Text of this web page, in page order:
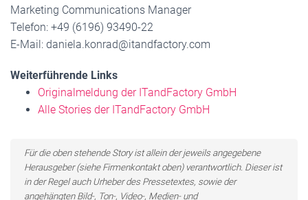
Marketing Communications Manager
Telefon: +49 (6196) 93490-22
E-Mail: daniela.konrad@itandfactory.com
Weiterführende Links
Originalmeldung der ITandFactory GmbH
Alle Stories der ITandFactory GmbH
Für die oben stehende Story ist allein der jeweils angegebene
Herausgeber (siehe Firmenkontakt oben) verantwortlich. Dieser ist
in der Regel auch Urheber des Pressetextes, sowie der
angehängten Bild-, Ton-, Video-, Medien- und